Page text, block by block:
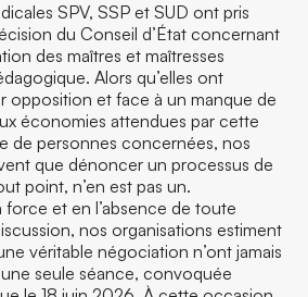
SPV, SSP et SUD ont pris
du Conseil d’État concernant
des maîtres et maîtresses
Alors qu’elles ont
opposition et face à un manque de
économies attendues par cette
de personnes concernées, nos
que dénoncer un processus de
point, n’en est pas un.
force et en l’absence de toute
nos organisations estiment
véritable négociation n’ont jamais
seule séance, convoquée